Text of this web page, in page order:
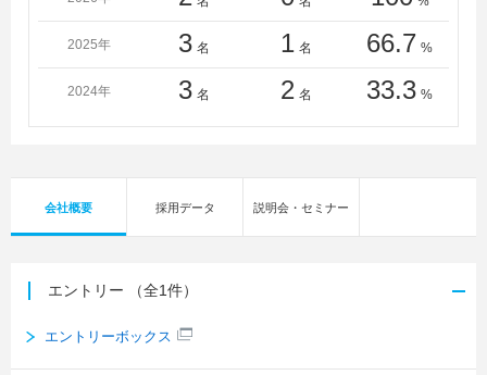
2025年 3 名 1 名 66.7 %
2024年 3 名 2 名 33.3 %
会社概要 採用データ 説明会・セミナー
エントリー （全1件）
エントリーボックス